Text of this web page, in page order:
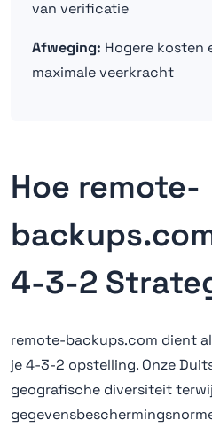
van verificatie
Afweging: Hogere kosten
maximale veerkracht
Hoe remote-
4-3-2
remote-backups.com dient
je 4-3-2 opstelling. Onze
geografische diversiteit